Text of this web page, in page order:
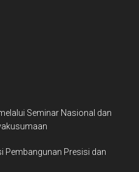
Seminar Nasional dan
Pembangunan Presisi dan